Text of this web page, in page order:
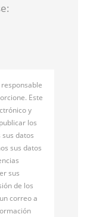
responsable
Este
y
los
datos
sus datos
sus
de los
correo a